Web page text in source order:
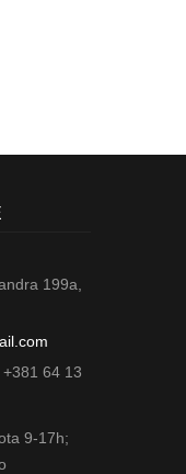
199a,
64 13
9-17h;